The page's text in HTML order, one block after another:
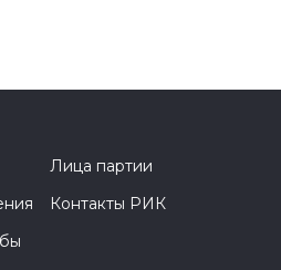
Лица партии
Контакты РИК